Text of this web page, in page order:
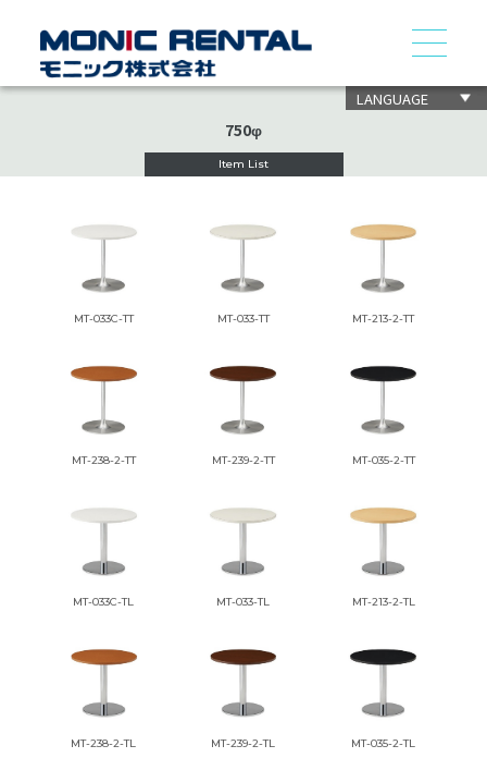
LANGUAGE
750φ
Item List
MT-033C-TT MT-033-TT MT-213-2-TT
MT-238-2-TT MT-239-2-TT MT-035-2-TT
MT-033C-TL MT-033-TL MT-213-2-TL
MT-238-2-TL MT-239-2-TL MT-035-2-TL